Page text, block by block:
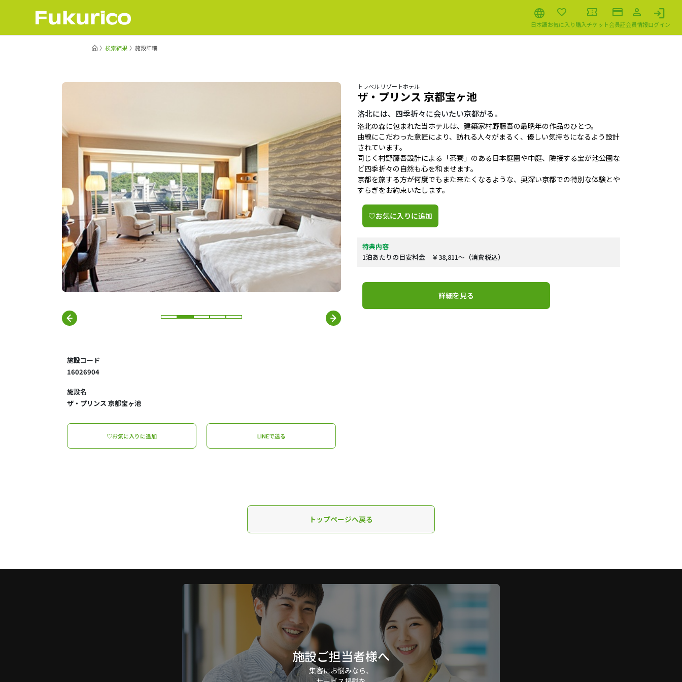
日本語お気に入り購入チケット会員証会員情報ログイン
検索結果 施設詳細
トラベル リゾートホテル
ザ・プリンス 京都宝ヶ池
洛北には、四季折々に会いたい京都がる。
洛北の森に包まれた当ホテルは、建築家村野藤吾の最晩年の作品のひとつ。
曲線にこだわった意匠により、訪れる人々がまるく、優しい気持ちになるよう設計
されています。
同じく村野藤吾設計による「茶寮」のある日本庭園や中庭、隣接する宝が池公園な
ど四季折々の自然も心を和ませます。
京都を旅する方が何度でもまた来たくなるような、奥深い京都での特別な体験とや
すらぎをお約束いたします。
♡お気に入りに追加
特典内容
1泊あたりの目安料金 ￥38,811～（消費税込）
詳細を見る
施設コード
16026904
施設名
ザ・プリンス 京都宝ヶ池
♡お気に入りに追加 LINEで送る
トップページへ戻る
施設ご担当者様へ
集客にお悩みなら、